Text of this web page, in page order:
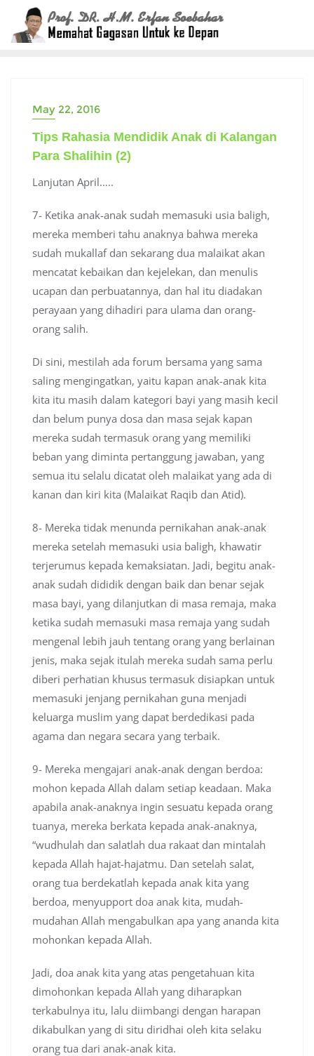
content
May 22, 2016
Tips Rahasia Mendidik Anak di Kalangan
Para Shalihin (2)
Lanjutan April…..
7- Ketika anak-anak sudah memasuki usia baligh,
mereka memberi tahu anaknya bahwa mereka
sudah mukallaf dan sekarang dua malaikat akan
mencatat kebaikan dan kejelekan, dan menulis
ucapan dan perbuatannya, dan hal itu diadakan
perayaan yang dihadiri para ulama dan orang-
orang salih.
Di sini, mestilah ada forum bersama yang sama
saling mengingatkan, yaitu kapan anak-anak kita
kita itu masih dalam kategori bayi yang masih kecil
dan belum punya dosa dan masa sejak kapan
mereka sudah termasuk orang yang memiliki
beban yang diminta pertanggung jawaban, yang
semua itu selalu dicatat oleh malaikat yang ada di
kanan dan kiri kita (Malaikat Raqib dan Atid).
8- Mereka tidak menunda pernikahan anak-anak
mereka setelah memasuki usia baligh, khawatir
terjerumus kepada kemaksiatan. Jadi, begitu anak-
anak sudah dididik dengan baik dan benar sejak
masa bayi, yang dilanjutkan di masa remaja, maka
ketika sudah memasuki masa remaja yang sudah
mengenal lebih jauh tentang orang yang berlainan
jenis, maka sejak itulah mereka sudah sama perlu
diberi perhatian khusus termasuk disiapkan untuk
memasuki jenjang pernikahan guna menjadi
keluarga muslim yang dapat berdedikasi pada
agama dan negara secara yang terbaik.
9- Mereka mengajari anak-anak dengan berdoa:
mohon kepada Allah dalam setiap keadaan. Maka
apabila anak-anaknya ingin sesuatu kepada orang
tuanya, mereka berkata kepada anak-anaknya,
“wudhulah dan salatlah dua rakaat dan mintalah
kepada Allah hajat-hajatmu. Dan setelah salat,
orang tua berdekatlah kepada anak kita yang
berdoa, menyupport doa anak kita, mudah-
mudahan Allah mengabulkan apa yang ananda kita
mohonkan kepada Allah.
Jadi, doa anak kita yang atas pengetahuan kita
dimohonkan kepada Allah yang diharapkan
terkabulnya itu, lalu diimbangi dengan harapan
dikabulkan yang di situ diridhai oleh kita selaku
orang tua dari anak-anak kita.